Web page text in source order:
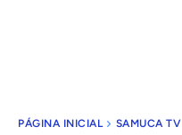
PÁGINA INICIAL SAMUCA TV